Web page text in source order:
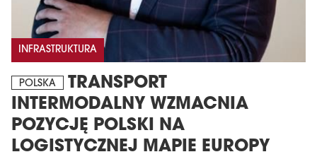
INFRASTRUKTURA
POLSKA
TRANSPORT
INTERMODALNY WZMACNIA
POZYCJĘ POLSKI NA
LOGISTYCZNEJ MAPIE EUROPY